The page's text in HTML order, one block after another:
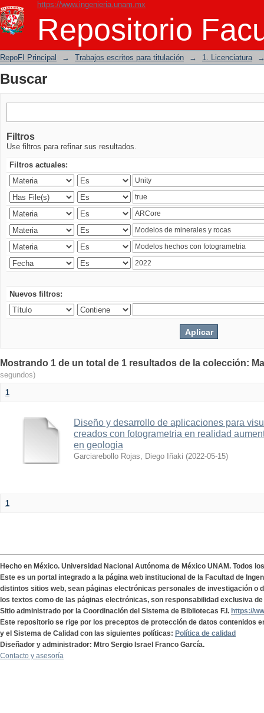
https://www.ingenieria.unam.mx
Repositorio
Buscar
RepoFI Principal → Trabajos escritos para titulación → 1. Licenciatura
Buscar
Filtros
Use filtros para refinar sus resultados.
Filtros actuales:
Nuevos filtros:
Mostrando 1 de un total de 1 resultados de la colección:
segundos)
1
Diseño y desarrollo de aplicaciones para
creados con fotogrametria en realidad
en geologia
Garciarebollo Rojas, Diego Iñaki (2022-05-15)
1
Hecho en México. Universidad Nacional Autónoma de México UNAM. Todos
Este es un portal integrado a la página web institucional de la Facultad de
distintos sitios web, sean páginas electrónicas personales de investigación o
los textos como de las páginas electrónicas, son responsabilidad exclusiva
Sitio administrado por la Coordinación del Sistema de Bibliotecas F.I. https://
Este repositorio se rige por los preceptos de protección de datos contenidos
y el Sistema de Calidad con las siguientes políticas: Política de calidad
Diseñador y administrador: Mtro Sergio Israel Franco García.
Contacto y asesoría